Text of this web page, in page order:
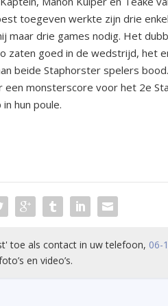
toegeven werkte zijn drie
maar drie games nodig. Het
zaten goed in de wedstrijd, het
beide Staphorster spelers
een monsterscore voor het 2e
hun poule.
toe als contact in uw telefoon, 06-
en video’s.